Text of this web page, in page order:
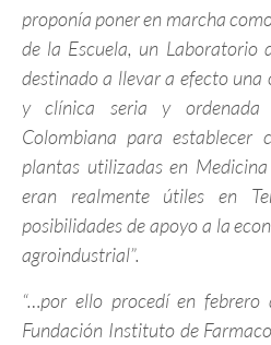
proponía poner en marcha
de la Escuela, un Laboratorio
destinado a llevar a efecto una
y clínica seria y
Colombiana para establecer
plantas utilizadas en
eran realmente útiles en
posibilidades de apoyo a la
agroindustrial”.
“…por ello procedí en
Fundación Instituto de